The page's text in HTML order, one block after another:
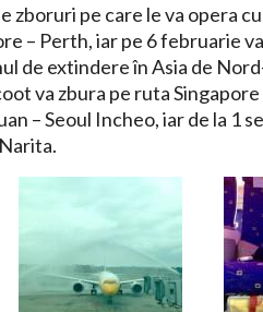
zboruri pe care le va opera
– Perth, iar pe 6 februarie
de extindere în Asia de
va zbura pe ruta
– Seoul Incheo, iar de la 1